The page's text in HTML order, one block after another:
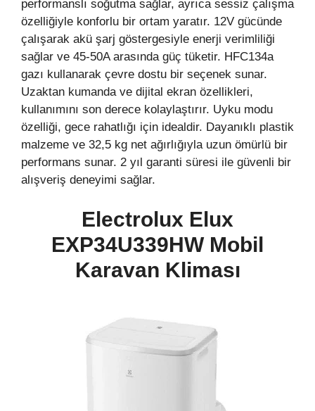
performanslı soğutma sağlar, ayrıca sessiz çalışma
özelliğiyle konforlu bir ortam yaratır. 12V gücünde
çalışarak akü şarj göstergesiyle enerji verimliliği
sağlar ve 45-50A arasında güç tüketir. HFC134a
gazı kullanarak çevre dostu bir seçenek sunar.
Uzaktan kumanda ve dijital ekran özellikleri,
kullanımını son derece kolaylaştırır. Uyku modu
özelliği, gece rahatlığı için idealdir. Dayanıklı plastik
malzeme ve 32,5 kg net ağırlığıyla uzun ömürlü bir
performans sunar. 2 yıl garanti süresi ile güvenli bir
alışveriş deneyimi sağlar.
Electrolux Elux
EXP34U339HW Mobil
Karavan Kliması